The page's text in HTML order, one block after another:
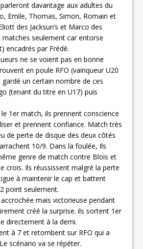
davantage aux adultes du
Emile, Thomas, Simon, Romain et
des Jacksun’s et Marco des
matches seulement car entorse
encadrés par Frédé.
ne se voient pas en bonne
en poule RFO (vainqueur U20
gardé un certain nombre de ces
(tenant du titre en U17) puis
1er match, ils prennent conscience
et prennent confiance. Match très
de perte de disque des deux côtés
10/9. Dans la foulée, Ils
genre de match contre Blois et
crois. Ils réussissent malgré la perte
à maintenir le cap et battent
point seulement.
mais victorieuse pendant
créé la surprise. ils sortent 1er
directement à la demi.
à 7 et retombent sur RFO qui a
scénario va se répéter.